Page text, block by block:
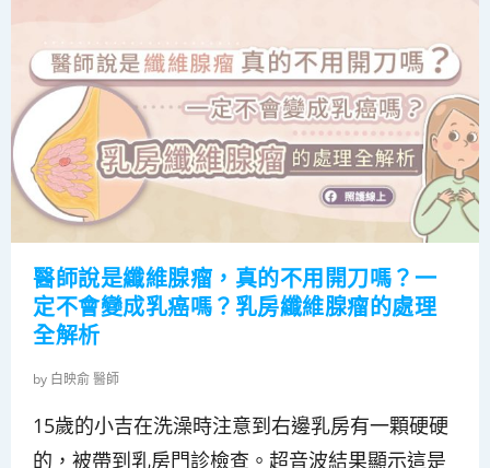
醫師說是纖維腺瘤，真的不用開刀嗎？一
定不會變成乳癌嗎？乳房纖維腺瘤的處理
全解析
by 白映俞 醫師
15歲的小吉在洗澡時注意到右邊乳房有一顆硬硬
的，被帶到乳房門診檢查。超音波結果顯示這是